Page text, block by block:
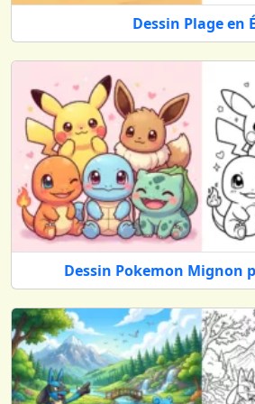
Advertisements
Dessin Plage en
Dessin Pokemon Mignon